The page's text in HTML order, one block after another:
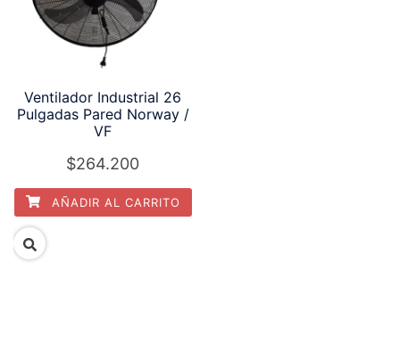
Ventilador Industrial 26
Pulgadas Pared Norway /
VF
$264.200
AÑADIR AL CARRITO